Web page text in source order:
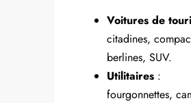
Voitures de
citadines,
berlines, SUV.
Utilitaires :
fourgonnettes,